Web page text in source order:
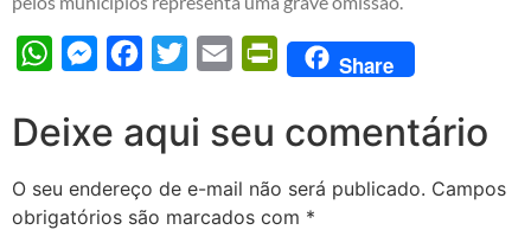
WhatsAppMessengerFacebook
Twitter Email PrintFriendly
Share
Deixe aqui seu comentário
O seu endereço de e-mail não será publicado. Campos
obrigatórios são marcados com *